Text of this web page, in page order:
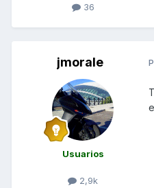
36
jmorale
Usuarios
2,9k